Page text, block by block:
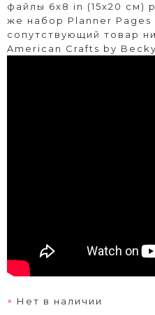
файлы 6х8 in (15х20 см)
же набор Planner Pages
сопутствующий товар
American Crafts by
Нет в наличии